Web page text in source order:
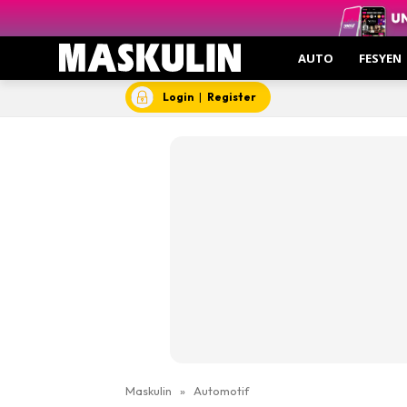
AUTO FESYEN
Login | Register
Maskulin » Automotif